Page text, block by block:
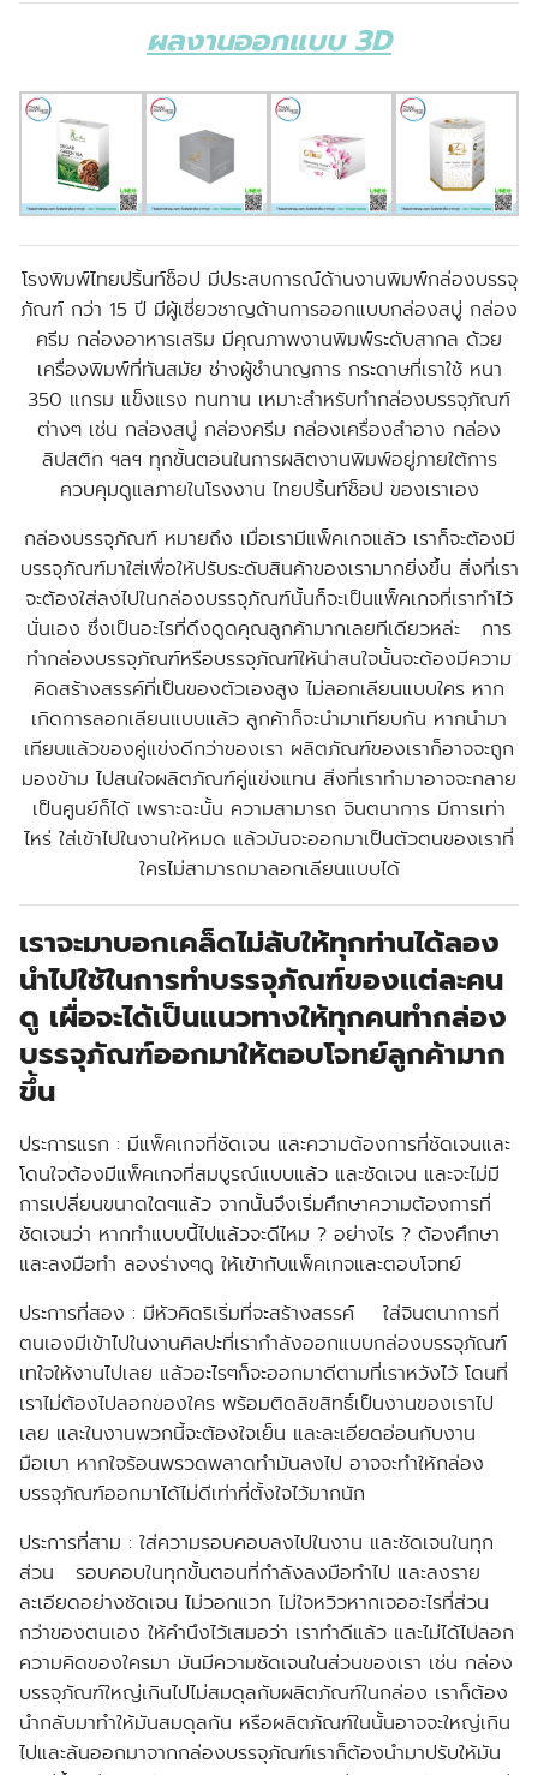
ผลงานออกแบบ 3D
โรงพิมพ์ไทยปริ้นท์ช็อป มีประสบการณ์ด้านงานพิมพ์กล่องบรรจุ
ภัณฑ์ กว่า 15 ปี มีผู้เชี่ยวชาญด้านการออกแบบกล่องสบู่ กล่อง
ครีม กล่องอาหารเสริม มีคุณภาพงานพิมพ์ระดับสากล ด้วย
เครื่องพิมพ์ที่ทันสมัย ช่างผู้ชำนาญการ กระดาษที่เราใช้ หนา
350 แกรม แข็งแรง ทนทาน เหมาะสำหรับทำกล่องบรรจุภัณฑ์
ต่างๆ เช่น กล่องสบู่ กล่องครีม กล่องเครื่องสำอาง กล่อง
ลิปสติก ฯลฯ ทุกขั้นตอนในการผลิตงานพิมพ์อยู่ภายใต้การ
ควบคุมดูแลภายในโรงงาน ไทยปริ้นท์ช็อป ของเราเอง
กล่องบรรจุภัณฑ์ หมายถึง เมื่อเรามีแพ็คเกจแล้ว เราก็จะต้องมี
บรรจุภัณฑ์มาใส่เพื่อให้ปรับระดับสินค้าของเรามากยิ่งขึ้น สิ่งที่เรา
จะต้องใส่ลงไปในกล่องบรรจุภัณฑ์นั้นก็จะเป็นแพ็คเกจที่เราทำไว้
นั่นเอง ซึ่งเป็นอะไรที่ดึงดูดคุณลูกค้ามากเลยทีเดียวหล่ะ การ
ทำกล่องบรรจุภัณฑ์หรือบรรจุภัณฑ์ให้น่าสนใจนั้นจะต้องมีความ
คิดสร้างสรรค์ที่เป็นของตัวเองสูง ไม่ลอกเลียนแบบใคร หาก
เกิดการลอกเลียนแบบแล้ว ลูกค้าก็จะนำมาเทียบกัน หากนำมา
เทียบแล้วของคู่แข่งดีกว่าของเรา ผลิตภัณฑ์ของเราก็อาจจะถูก
มองข้าม ไปสนใจผลิตภัณฑ์คู่แข่งแทน สิ่งที่เราทำมาอาจจะกลาย
เป็นศูนย์ก็ได้ เพราะฉะนั้น ความสามารถ จินตนาการ มีการเท่า
ไหร่ ใส่เข้าไปในงานให้หมด แล้วมันจะออกมาเป็นตัวตนของเราที่
ใครไม่สามารถมาลอกเลียนแบบได้
เราจะมาบอกเคล็ดไม่ลับให้ทุกท่านได้ลอง
นำไปใช้ในการทำบรรจุภัณฑ์ของแต่ละคน
ดู เผื่อจะได้เป็นแนวทางให้ทุกคนทำกล่อง
บรรจุภัณฑ์ออกมาให้ตอบโจทย์ลูกค้ามาก
ขึ้น
ประการแรก : มีแพ็คเกจที่ชัดเจน และความต้องการที่ชัดเจนและ
โดนใจต้องมีแพ็คเกจที่สมบูรณ์แบบแล้ว และชัดเจน และจะไม่มี
การเปลี่ยนขนาดใดๆแล้ว จากนั้นจึงเริ่มศึกษาความต้องการที่
ชัดเจนว่า หากทำแบบนี้ไปแล้วจะดีไหม ? อย่างไร ? ต้องศึกษา
และลงมือทำ ลองร่างๆดู ให้เข้ากับแพ็คเกจและตอบโจทย์
ประการที่สอง : มีหัวคิดริเริ่มที่จะสร้างสรรค์ ใส่จินตนาการที่
ตนเองมีเข้าไปในงานศิลปะที่เรากำลังออกแบบกล่องบรรจุภัณฑ์
เทใจให้งานไปเลย แล้วอะไรๆก็จะออกมาดีตามที่เราหวังไว้ โดนที่
เราไม่ต้องไปลอกของใคร พร้อมติดลิขสิทธิ์เป็นงานของเราไป
เลย และในงานพวกนี้จะต้องใจเย็น และละเอียดอ่อนกับงาน
มือเบา หากใจร้อนพรวดพลาดทำมันลงไป อาจจะทำให้กล่อง
บรรจุภัณฑ์ออกมาได้ไม่ดีเท่าที่ตั้งใจไว้มากนัก
ประการที่สาม : ใส่ความรอบคอบลงไปในงาน และชัดเจนในทุก
ส่วน รอบคอบในทุกขั้นตอนที่กำลังลงมือทำไป และลงราย
ละเอียดอย่างชัดเจน ไม่วอกแวก ไม่ใจหวิวหากเจออะไรที่ส่วน
กว่าของตนเอง ให้คำนึงไว้เสมอว่า เราทำดีแล้ว และไม่ได้ไปลอก
ความคิดของใครมา มันมีความชัดเจนในส่วนของเรา เช่น กล่อง
บรรจุภัณฑ์ใหญ่เกินไปไม่สมดุลกับผลิตภัณฑ์ในกล่อง เราก็ต้อง
นำกลับมาทำให้มันสมดุลกัน หรือผลิตภัณฑ์ในนั้นอาจจะใหญ่เกิน
ไปและล้นออกมาจากกล่องบรรจุภัณฑ์เราก็ต้องนำมาปรับให้มัน